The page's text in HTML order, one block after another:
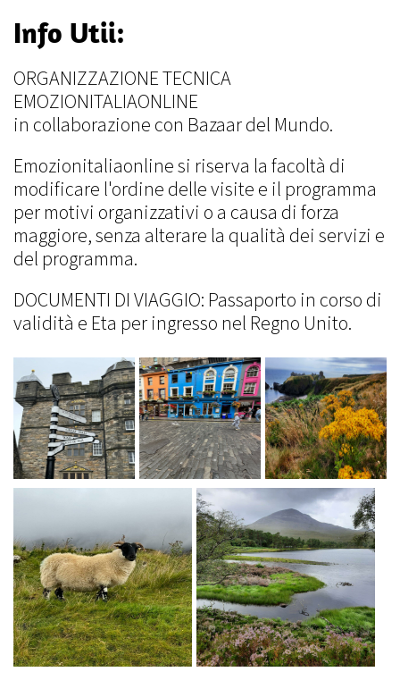
Info Utii:
ORGANIZZAZIONE TECNICA
EMOZIONITALIAONLINE
in collaborazione con Bazaar del Mundo.
Emozionitaliaonline si riserva la facoltà di
modificare l'ordine delle visite e il programma
per motivi organizzativi o a causa di forza
maggiore, senza alterare la qualità dei servizi e
del programma.
DOCUMENTI DI VIAGGIO: Passaporto in corso di
validità e Eta per ingresso nel Regno Unito.